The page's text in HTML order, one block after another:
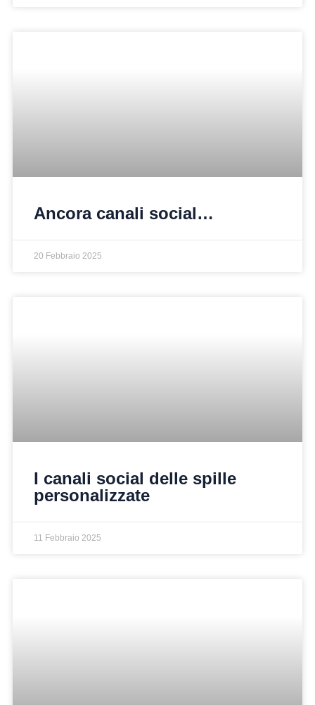
Ancora canali social…
20 Febbraio 2025
I canali social delle spille
personalizzate
11 Febbraio 2025